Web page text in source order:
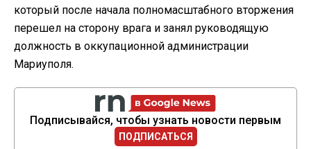
который после начала полномасштабного вторжения
перешел на сторону врага и занял руководящую
должность в оккупационной администрации
Мариуполя.
Подписывайся, чтобы узнать новости первым
ПОДПИСАТЬСЯ